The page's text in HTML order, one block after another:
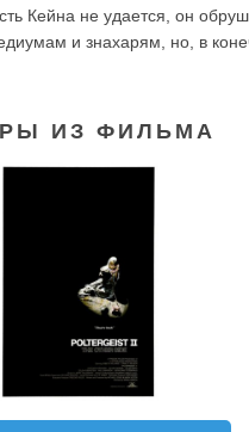
Кейна не удается, он
и знахарям, но, в
ИЗ ФИЛЬМА